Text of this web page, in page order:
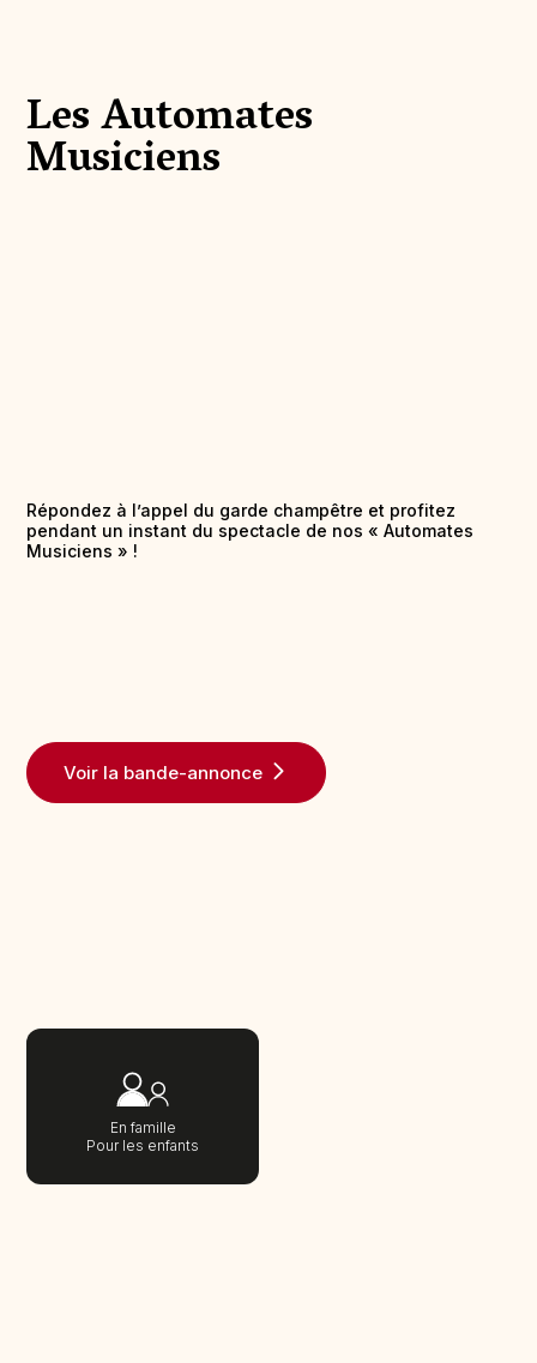
Les Automates
Musiciens
Répondez à l’appel du garde champêtre et profitez
pendant un instant du spectacle de nos « Automates
Musiciens » !
Voir la bande-annonce
En famille
Pour les enfants